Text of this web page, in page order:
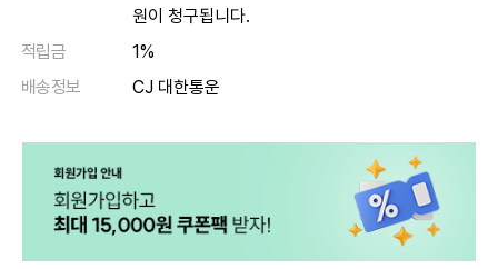
원이 청구됩니다.
적립금
1%
배송정보
CJ 대한통운